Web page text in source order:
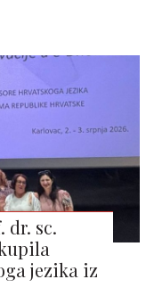
dr. sc.
jezika iz